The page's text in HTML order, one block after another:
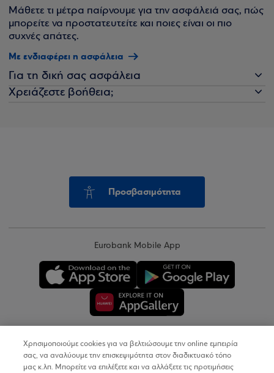
Μάθετε τι μέτρα παίρνουμε για την ασφάλειά σας, πώς
μπορείτε να προστατευτείτε και ποιες είναι οι πιο
συχνές απάτες.
Με ενδιαφέρει η ασφάλεια
Για τη δική σας ασφάλεια
Χρειάζεστε βοήθεια;
Προσβασιμότητα
Eurobank Mobile App
Copyright © 2026
Χρησιμοποιούμε cookies για να βελτιώσουμε την online εμπειρία
σας, να αναλύουμε την επισκεψιμότητα στον διαδικτυακό τόπο
μας κ.λπ. Μπορείτε να επιλέξετε και να αλλάξετε τις προτιμήσεις